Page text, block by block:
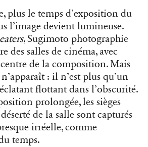
plus le temps d’exposition du
l’image devient lumineuse.
, Sugimoto photographie
des salles de cinéma, avec
de la composition. Mais
: il n’est plus qu’un
flottant dans l’obscurité.
prolongée, les sièges
de la salle sont capturés
irréelle, comme
temps.